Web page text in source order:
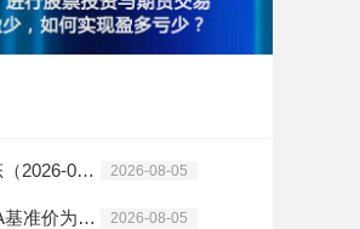
PTA商品报价动态（2026-08-05） 2026-08-05
8月5日生意社PTA基准价为6159.83元/吨 2026-08-05